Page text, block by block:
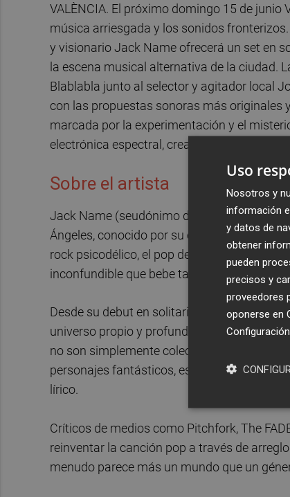
VALÈNCIA. El próximo domingo 15 de
música arriesgada y los sonidos
y visionario Jack Name ofrecerá un set en
la escena musical alternativa de la ciudad.
Blablabla junto al selector y agitador local
con las propuestas sonoras más originales
marcada por la experimentación y el
electrónica espectral, creando paisajes
Sobre el artista
Jack Name (seudónimo de John Webster
Ángeles, conocido por su enfoque
rock psicodélico, el pop de dormitorio, la
inconfundible que bebe tanto del sci-fi
Desde su debut en solitario con Light
universo propio y profundamente narrativo.
no son simplemente colecciones de
personajes fantásticos, estructuras
lírico.
Críticos de medios como Pitchfork, The
reinventar la canción pop a través de
menudo parece más un mundo que un
Uso
Nosotros y
información
y datos de
obtener
pueden
precisos y
proveedores
oponerse en